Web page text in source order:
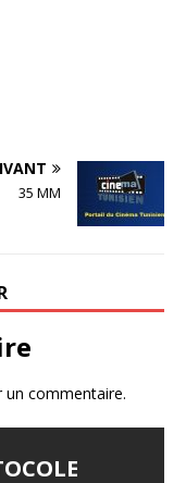
35 MM
commentaire.
: EYA